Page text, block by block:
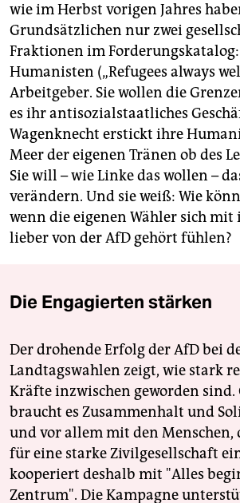
wie im Herbst vorigen Jahres
Grundsätzlichen nur zwei
Fraktionen im
Humanisten („Refugees always
Arbeitgeber. Sie wollen die
es ihr antisozialstaatliches
Wagenknecht erstickt ihre
Meer der eigenen Tränen ob des
Sie will – wie Linke das wollen –
verändern. Und sie weiß: Wie
wenn die eigenen Wähler sich mit
lieber von der AfD gehört fühlen?
Die Engagierten stärken
Der drohende Erfolg der AfD bei
Landtagswahlen zeigt, wie stark
Kräfte inzwischen geworden sind.
braucht es Zusammenhalt und
und vor allem mit den Menschen,
für eine starke Zivilgesellschaft
kooperiert deshalb mit "Alles
Zentrum". Die Kampagne